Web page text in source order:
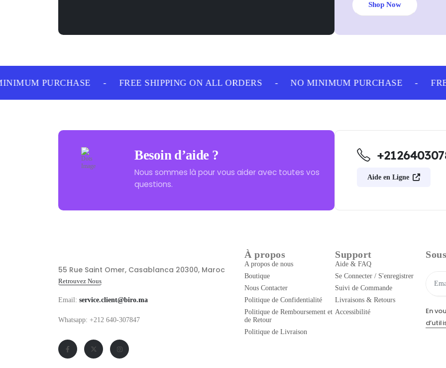
Shop Now
PURCHASE FREE SHIPPING ON ALL ORDERS NO MINIMUM PURCHASE
Besoin d’aide ?
Nous sommes là pour vous aider avec toutes vos
questions.
Aide en Ligne
55 Rue Saint Omer, Casablanca 20300, Maroc
Retrouvez Nous
Email: service.client@biro.ma
Whatsapp: +212 640-307847
À propos
A propos de nous
Boutique
Nous Contacter
Politique de Confidentialité
Politique de Remboursement et
de Retour
Politique de Livraison
Support
Aide & FAQ
Se Connecter / S'enregistrer
Suivi de Commande
Livraisons & Retours
Accessibilité
En